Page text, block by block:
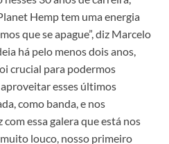
Hemp tem uma energia
que se apague”, diz Marcelo
há pelo menos dois anos,
crucial para podermos
esses últimos
como banda, e nos
essa galera que está nos
louco, nosso primeiro